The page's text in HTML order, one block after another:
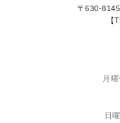
〒630-8145
【
月
日